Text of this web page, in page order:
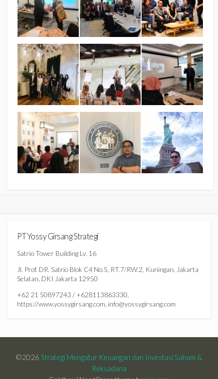
PT Yossy Girsang Strategi
Satrio Tower Building Lv. 16
Jl. Prof. DR. Satrio Blok C4 No.5, RT.7/RW.2, Kuningan, Jakarta
Selatan, DKI Jakarta 12950
+62 21 50897243 / +628113863330,
https://www.yossygirsang.com, info@yossygirsang.com
©2026 Strategi Mengatur Keuangan dan Investasi Saham &
Reksadana